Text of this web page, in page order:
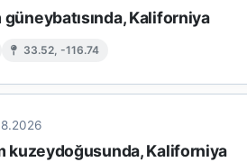
güneybatısında, Kaliforniya
33.52, -116.74
kuzeydoğusunda, Kaliforniya